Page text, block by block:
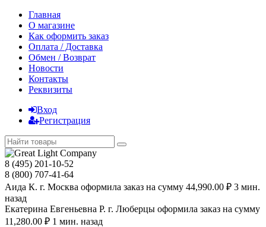
Главная
О магазине
Как оформить заказ
Оплата / Доставка
Обмен / Возврат
Новости
Контакты
Реквизиты
Вход
Регистрация
8 (495) 201-10-52
8 (800) 707-41-64
Аида К. г. Москва оформила заказ на сумму 44,990.00 ₽ 3 мин.
назад
Екатерина Евгеньевна Р. г. Люберцы оформила заказ на сумму
11,280.00 ₽ 1 мин. назад